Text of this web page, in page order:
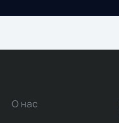
О нас